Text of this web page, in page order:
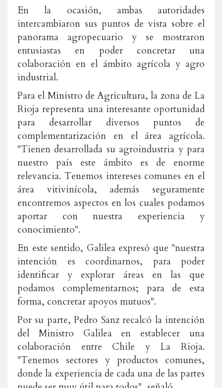
En la ocasión, ambas autoridades
intercambiaron sus puntos de vista sobre el
panorama agropecuario y se mostraron
entusiastas en poder concretar una
colaboración en el ámbito agrícola y agro
industrial.
Para el Ministro de Agricultura, la zona de La
Rioja representa una interesante oportunidad
para desarrollar diversos puntos de
complementarización en el área agrícola.
"Tienen desarrollada su agroindustria y para
nuestro país este ámbito es de enorme
relevancia. Tenemos intereses comunes en el
área vitivinícola, además seguramente
encontremos aspectos en los cuales podamos
aportar con nuestra experiencia y
conocimiento".
En este sentido, Galilea expresó que "nuestra
intención es coordinarnos, para poder
identificar y explorar áreas en las que
podamos complementarnos; para de esta
forma, concretar apoyos mutuos".
Por su parte, Pedro Sanz recalcó la intención
del Ministro Galilea en establecer una
colaboración entre Chile y La Rioja.
"Tenemos sectores y productos comunes,
donde la experiencia de cada una de las partes